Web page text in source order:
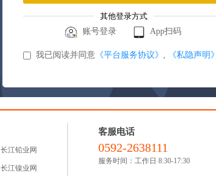
其他登录方式
账号登录
App扫码
我已阅读并同意 《平台服务协议》 , 《私隐声明》
长江铅业网
长江镍业网
客服电话
0592-2638111
服务时间：工作日 8:30-17:30